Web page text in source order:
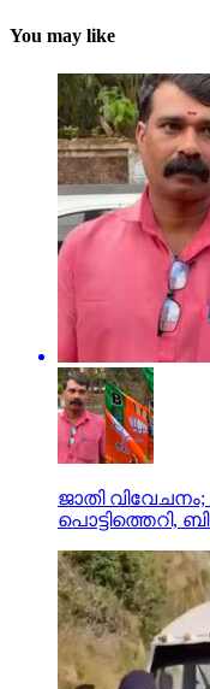
You may like
ജാതി
പൊട്ടിത്തെറി,